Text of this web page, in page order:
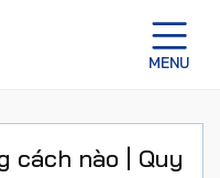
cách nào | Quy